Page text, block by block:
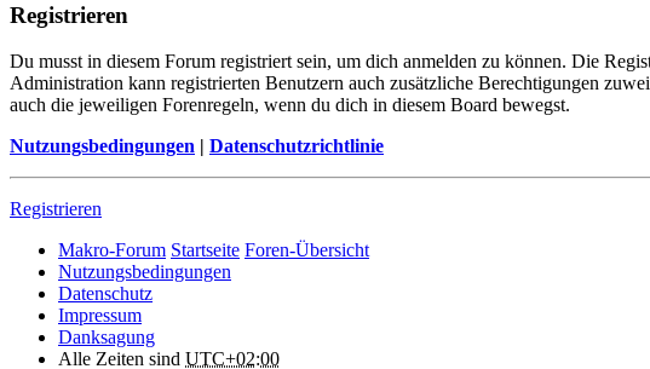
Registrieren
Du musst in diesem Forum registriert sein, um dich anmelden zu können. Die
Administration kann registrierten Benutzern auch zusätzliche Berechtigungen
auch die jeweiligen Forenregeln, wenn du dich in diesem Board bewegst.
Nutzungsbedingungen | Datenschutzrichtlinie
Registrieren
Makro-Forum Startseite Foren-Übersicht
Nutzungsbedingungen
Datenschutz
Impressum
Danksagung
Alle Zeiten sind UTC+02:00